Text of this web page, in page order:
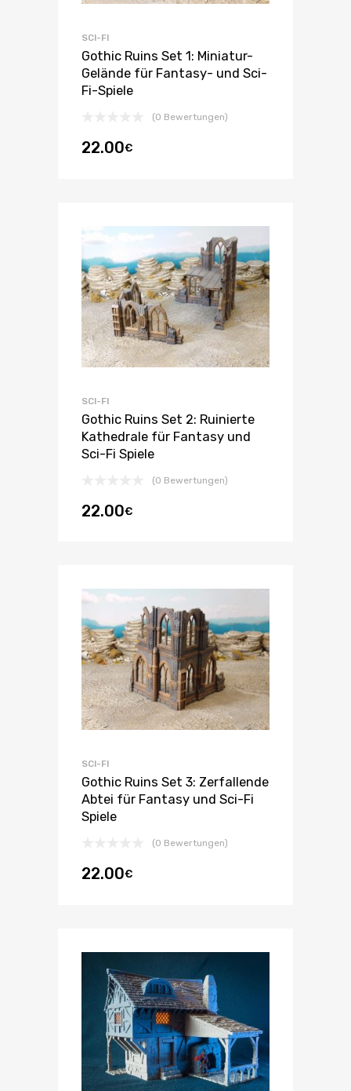
SCI-FI
Gothic Ruins Set 1: Miniatur-
Gelände für Fantasy- und Sci-
Fi-Spiele
(0 Bewertungen)
22.00€
SCI-FI
Gothic Ruins Set 2: Ruinierte
Kathedrale für Fantasy und
Sci-Fi Spiele
(0 Bewertungen)
22.00€
SCI-FI
Gothic Ruins Set 3: Zerfallende
Abtei für Fantasy und Sci-Fi
Spiele
(0 Bewertungen)
22.00€